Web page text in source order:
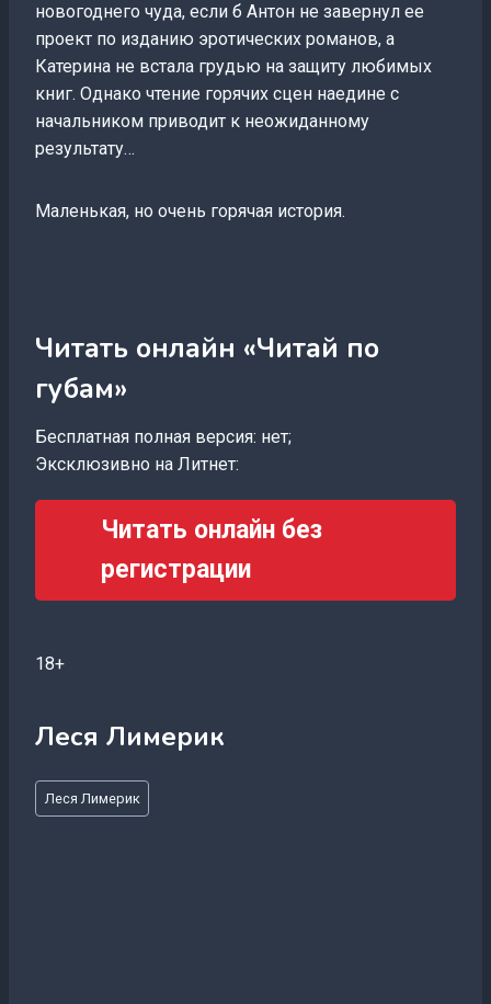
новогоднего чуда, если б Антон не завернул ее
проект по изданию эротических романов, а
Катерина не встала грудью на защиту любимых
книг. Однако чтение горячих сцен наедине с
начальником приводит к неожиданному
результату…
Маленькая, но очень горячая история.
Читать онлайн «Читай по
губам»
Бесплатная полная версия: нет;
Эксклюзивно на Литнет:
Читать онлайн без
регистрации
18+
Леся Лимерик
Метки
записи:
Леся Лимерик